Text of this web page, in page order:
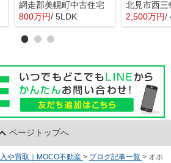
網走郡美幌町中古住宅
800万円/ 5LDK
北見市西三
2,500万円/
ページトップへ
や買取｜MOCO不動産 > ブログ記事一覧 > オホ